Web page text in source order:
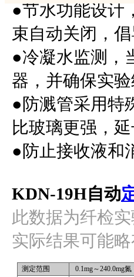
●节水功能设计
束自动关闭，
●冷凝水监测，
器，并确保实验
● 防溅管采用特
比玻璃更强，延
● 防止接收液和
KDN-19H自动
此数据为纤检
实际结果可能略
测定范围 0.1mg～240.0mg氮